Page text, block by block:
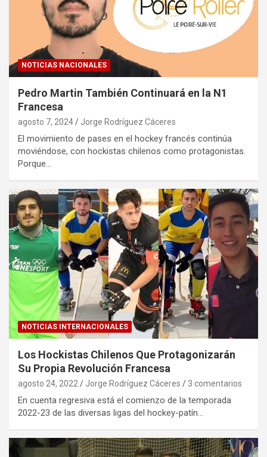
NOTICIAS NACIONALES
Pedro Martin También Continuará en la N1
Francesa
agosto 7, 2024 Jorge Rodríguez Cáceres
El movimiento de pases en el hockey francés continúa
moviéndose, con hockistas chilenos como protagonistas.
Porque…
NOTICIAS INTERNACIONALES
Los Hockistas Chilenos Que Protagonizarán
Su Propia Revolución Francesa
agosto 24, 2022 Jorge Rodríguez Cáceres 3 comentarios
En cuenta regresiva está el comienzo de la temporada
2022-23 de las diversas ligas del hockey-patín…